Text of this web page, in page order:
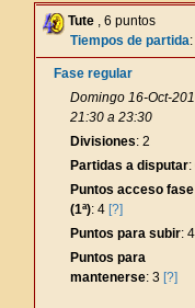
Tute , 6 puntos
Tiempos de partida
Fase regular
Domingo 16-Oct-
21:30 a 23:30
Divisiones: 2
Partidas a disputar:
Puntos acceso fase
(1ª): 4 [?]
Puntos para subir: 4
Puntos para
mantenerse: 3 [?]